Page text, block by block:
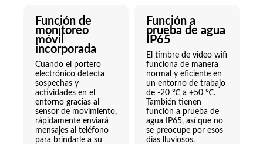
Función de
monitoreo
móvil
incorporada
Cuando el portero
electrónico detecta
sospechas y
actividades en el
entorno gracias al
sensor de movimiento,
rápidamente enviará
mensajes al teléfono
para brindarle a su
Función a
prueba de agua
IP65
El timbre de video wifi
funciona de manera
normal y eficiente en
un entorno de trabajo
de -20 ℃ a +50 ℃.
También tienen
función a prueba de
agua IP65, así que no
se preocupe por esos
días lluviosos.